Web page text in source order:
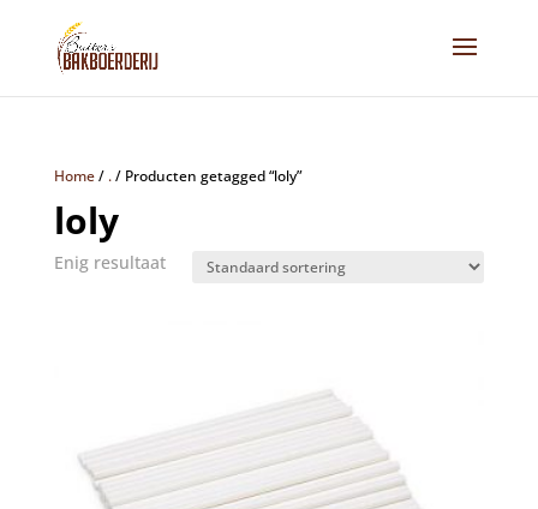
Home/ ./ Producten getagged “loly”
loly
Enig resultaat